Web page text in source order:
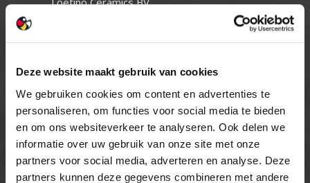
Deze website maakt gebruik van cookies
We gebruiken cookies om content en advertenties te
personaliseren, om functies voor social media te bieden
en om ons websiteverkeer te analyseren. Ook delen we
informatie over uw gebruik van onze site met onze
partners voor social media, adverteren en analyse. Deze
partners kunnen deze gegevens combineren met andere
E-mail: info@loetino.nl
OPENINGSTIJDEN